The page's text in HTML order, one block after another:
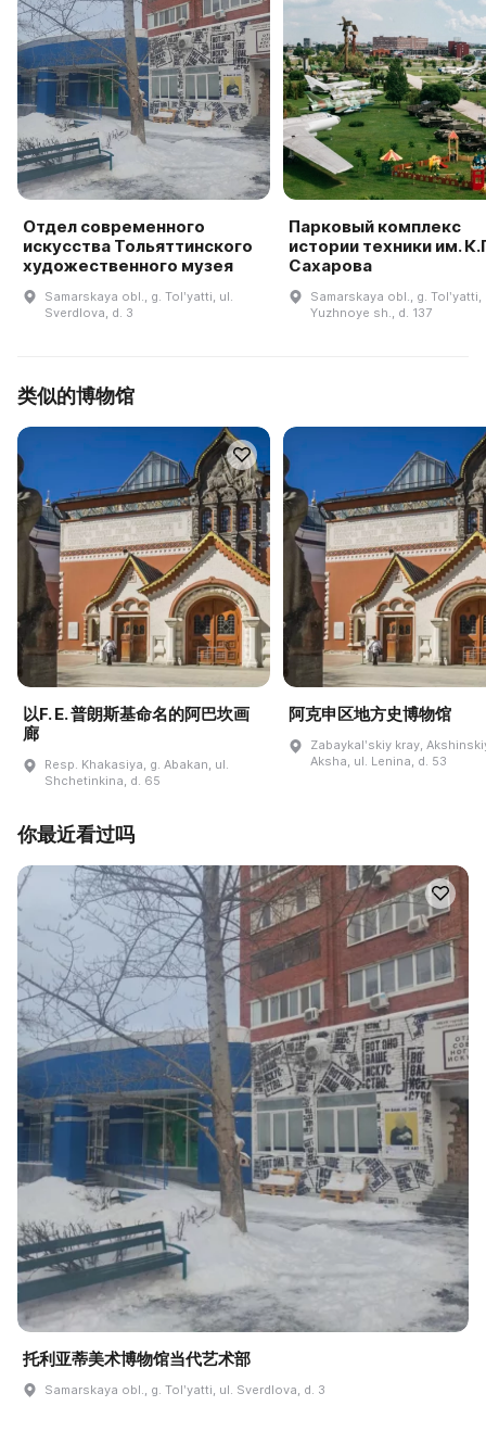
Отдел современного
искусства Тольяттинского
художественного музея
Samarskaya obl., g. Tolʹyatti, ul.
Sverdlova, d. 3
Парковый комплекс
истории техники им.
Сахарова
Samarskaya obl., g. Tolʹyatti,
Yuzhnoye sh., d. 137
类似的博物馆
以F. E. 普朗斯基命名的阿巴坎画
廊
Resp. Khakasiya, g. Abakan, ul.
Shchetinkina, d. 65
阿克申区地方史博物馆
Zabaykalʹskiy kray,
Aksha, ul. Lenina, d. 53
你最近看过吗
托利亚蒂美术博物馆当代艺术部
Samarskaya obl., g. Tolʹyatti, ul. Sverdlova, d. 3